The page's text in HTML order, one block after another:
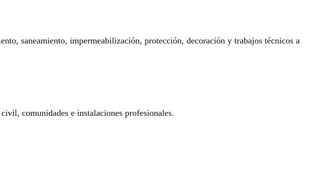
saneamiento, impermeabilización, protección, decoración y trabajos técnicos a
comunidades e instalaciones profesionales.